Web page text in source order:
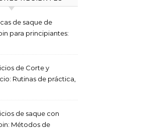
de saque de
para principiantes:
de Corte y
Rutinas de práctica,
de saque con
Métodos de